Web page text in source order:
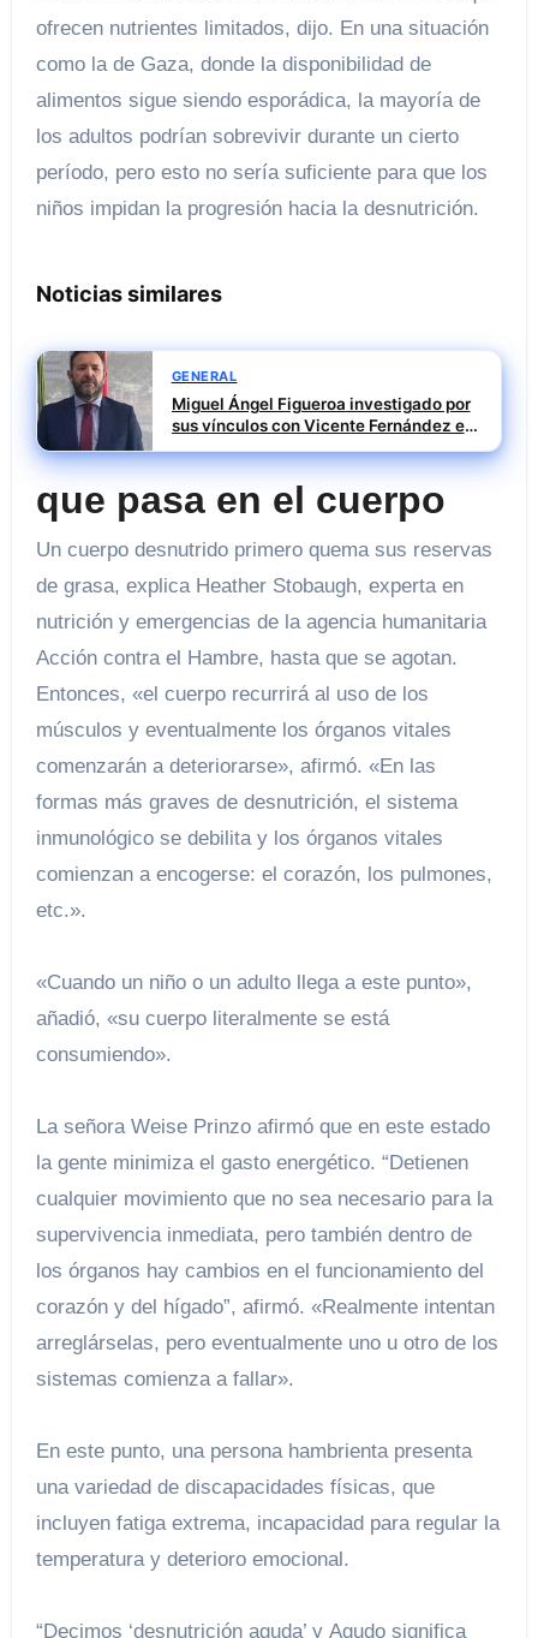
ofrecen nutrientes limitados, dijo. En una situación
como la de Gaza, donde la disponibilidad de
alimentos sigue siendo esporádica, la mayoría de
los adultos podrían sobrevivir durante un cierto
período, pero esto no sería suficiente para que los
niños impidan la progresión hacia la desnutrición.
Noticias similares
GENERAL
Miguel Ángel Figueroa investigado por
sus vínculos con Vicente Fernández en
la pieza SEPI
que pasa en el cuerpo
Un cuerpo desnutrido primero quema sus reservas
de grasa, explica Heather Stobaugh, experta en
nutrición y emergencias de la agencia humanitaria
Acción contra el Hambre, hasta que se agotan.
Entonces, «el cuerpo recurrirá al uso de los
músculos y eventualmente los órganos vitales
comenzarán a deteriorarse», afirmó. «En las
formas más graves de desnutrición, el sistema
inmunológico se debilita y los órganos vitales
comienzan a encogerse: el corazón, los pulmones,
etc.».
«Cuando un niño o un adulto llega a este punto»,
añadió, «su cuerpo literalmente se está
consumiendo».
La señora Weise Prinzo afirmó que en este estado
la gente minimiza el gasto energético. “Detienen
cualquier movimiento que no sea necesario para la
supervivencia inmediata, pero también dentro de
los órganos hay cambios en el funcionamiento del
corazón y del hígado”, afirmó. «Realmente intentan
arreglárselas, pero eventualmente uno u otro de los
sistemas comienza a fallar».
En este punto, una persona hambrienta presenta
una variedad de discapacidades físicas, que
incluyen fatiga extrema, incapacidad para regular la
temperatura y deterioro emocional.
“Decimos ‘desnutrición aguda’ y Agudo significa